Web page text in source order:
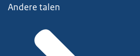
Andere talen